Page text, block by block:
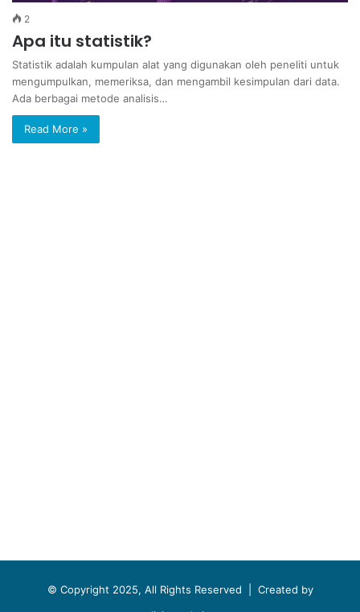
2
Apa itu statistik?
Statistik adalah kumpulan alat yang digunakan oleh peneliti untuk
mengumpulkan, memeriksa, dan mengambil kesimpulan dari data.
Ada berbagai metode analisis…
Read More »
© Copyright 2025, All Rights Reserved | Created by